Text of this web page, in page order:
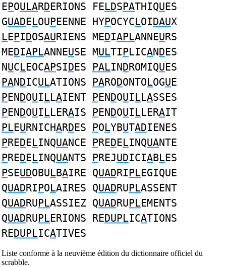
EPOULARDERIONS FELDSPATHIQUES
GUADELOUPEENNE HYPOCYCLOIDAUX
LEPIDOSAURIENS MEDIAPLANNEURS
MEDIAPLANNEUSE MULTIPLICANDES
NUCLEOCAPSIDES PALINDROMIQUES
PANDICULATIONS PARODONTOLOGUE
PENDOUILLAIENT PENDOUILLASSES
PENDOUILLERAIS PENDOUILLERAIT
PLEURNICHARDES POLYBUTADIENES
PREDELINQUANCE PREDELINQUANTE
PREDELINQUANTS PREJUDICIABLES
PSEUDOBULBAIRE QUADRIPLEGIQUE
QUADRIPOLAIRES QUADRUPLASSENT
QUADRUPLASSIEZ QUADRUPLEMENTS
QUADRUPLERIONS REDUPLICATIONS
REDUPLICATIVES
Liste conforme à la neuvième édition du dictionnaire officiel du
scrabble.